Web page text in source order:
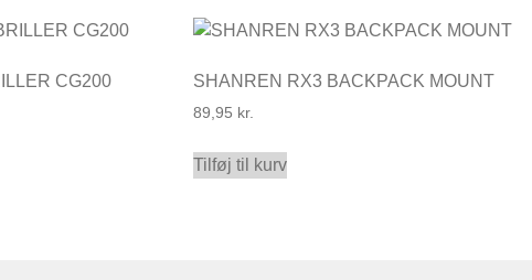
CG200 SHANREN RX3 BACKPACK MOUNT
89,95 kr.
Tilføj til kurv